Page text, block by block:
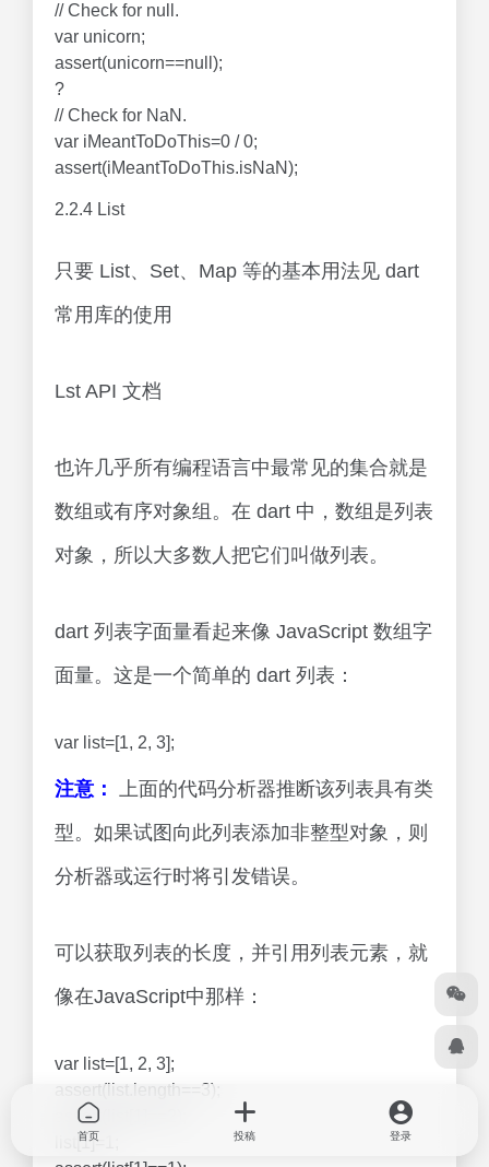
// Check for null.
var unicorn;
assert(unicorn==null);
?
// Check for NaN.
var iMeantToDoThis=0 / 0;
assert(iMeantToDoThis.isNaN);
2.2.4 List
只要 List、Set、Map 等的基本用法见 dart
常用库的使用
Lst API 文档
也许几乎所有编程语言中最常见的集合就是
数组或有序对象组。在 dart 中，数组是列表
对象，所以大多数人把它们叫做列表。
dart 列表字面量看起来像 JavaScript 数组字
面量。这是一个简单的 dart 列表：
var list=[1, 2, 3];
注意： 上面的代码分析器推断该列表具有类
型。如果试图向此列表添加非整型对象，则
分析器或运行时将引发错误。
可以获取列表的长度，并引用列表元素，就
像在JavaScript中那样：
var list=[1, 2, 3];
assert(list.length==3);
assert(list[1]==2);
list[1]=1;
首页 投稿 登录